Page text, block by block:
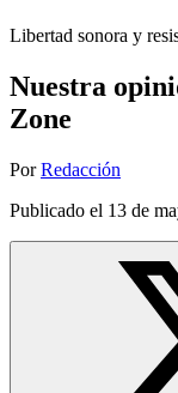
Libertad sonora y
Nuestra
Zone
Por Redacción
Publicado el 13 de